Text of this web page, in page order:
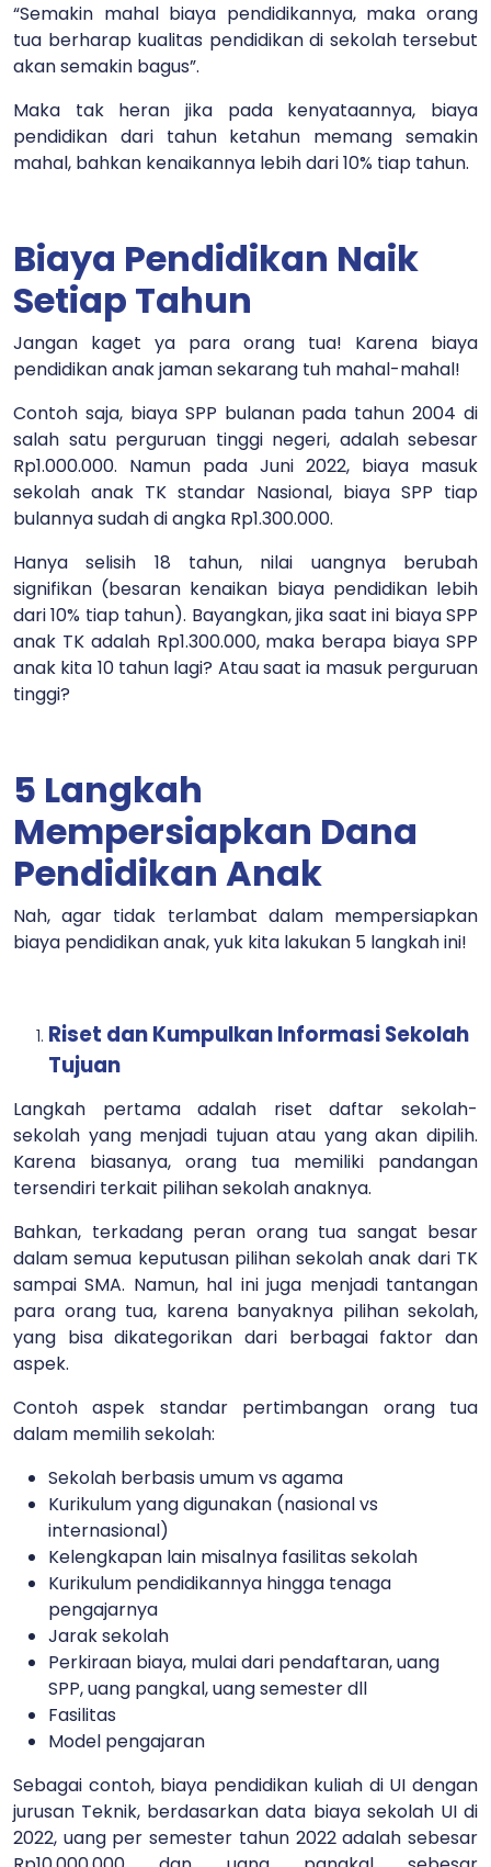
“Semakin mahal biaya pendidikannya, maka orang
tua berharap kualitas pendidikan di sekolah tersebut
akan semakin bagus”.
Maka tak heran jika pada kenyataannya, biaya
pendidikan dari tahun ketahun memang semakin
mahal, bahkan kenaikannya lebih dari 10% tiap tahun.
Biaya Pendidikan Naik
Setiap Tahun
Jangan kaget ya para orang tua! Karena biaya
pendidikan anak jaman sekarang tuh mahal-mahal!
Contoh saja, biaya SPP bulanan pada tahun 2004 di
salah satu perguruan tinggi negeri, adalah sebesar
Rp1.000.000. Namun pada Juni 2022, biaya masuk
sekolah anak TK standar Nasional, biaya SPP tiap
bulannya sudah di angka Rp1.300.000.
Hanya selisih 18 tahun, nilai uangnya berubah
signifikan (besaran kenaikan biaya pendidikan lebih
dari 10% tiap tahun). Bayangkan, jika saat ini biaya SPP
anak TK adalah Rp1.300.000, maka berapa biaya SPP
anak kita 10 tahun lagi? Atau saat ia masuk perguruan
tinggi?
5 Langkah
Mempersiapkan Dana
Pendidikan Anak
Nah, agar tidak terlambat dalam mempersiapkan
biaya pendidikan anak, yuk kita lakukan 5 langkah ini!
Riset dan Kumpulkan Informasi Sekolah
Tujuan
Langkah pertama adalah riset daftar sekolah-
sekolah yang menjadi tujuan atau yang akan dipilih.
Karena biasanya, orang tua memiliki pandangan
tersendiri terkait pilihan sekolah anaknya.
Bahkan, terkadang peran orang tua sangat besar
dalam semua keputusan pilihan sekolah anak dari TK
sampai SMA. Namun, hal ini juga menjadi tantangan
para orang tua, karena banyaknya pilihan sekolah,
yang bisa dikategorikan dari berbagai faktor dan
aspek.
Contoh aspek standar pertimbangan orang tua
dalam memilih sekolah:
Sekolah berbasis umum vs agama
Kurikulum yang digunakan (nasional vs
internasional)
Kelengkapan lain misalnya fasilitas sekolah
Kurikulum pendidikannya hingga tenaga
pengajarnya
Jarak sekolah
Perkiraan biaya, mulai dari pendaftaran, uang
SPP, uang pangkal, uang semester dll
Fasilitas
Model pengajaran
Sebagai contoh, biaya pendidikan kuliah di UI dengan
jurusan Teknik, berdasarkan data biaya sekolah UI di
2022, uang per semester tahun 2022 adalah sebesar